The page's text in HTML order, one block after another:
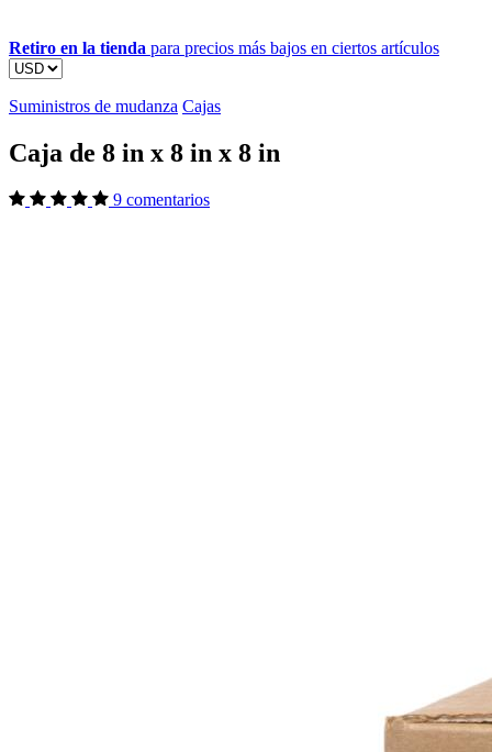
Retiro en la tienda para precios más bajos en ciertos artículos
Suministros de mudanza Cajas
Caja de 8 in x 8 in x 8 in
9 comentarios